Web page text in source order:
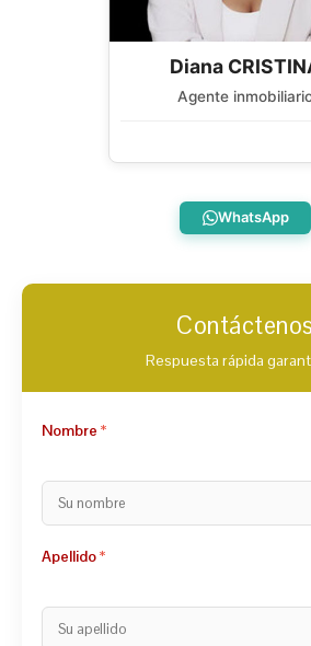
Diana
Agente
WhatsApp
Contáctenos
Respuesta rápida
Nombre
Apellido